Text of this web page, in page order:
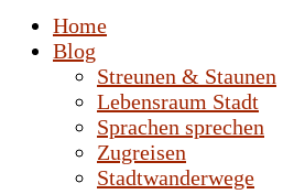
Home
Blog
Streunen & Staunen
Lebensraum Stadt
Sprachen sprechen
Zugreisen
Stadtwanderwege